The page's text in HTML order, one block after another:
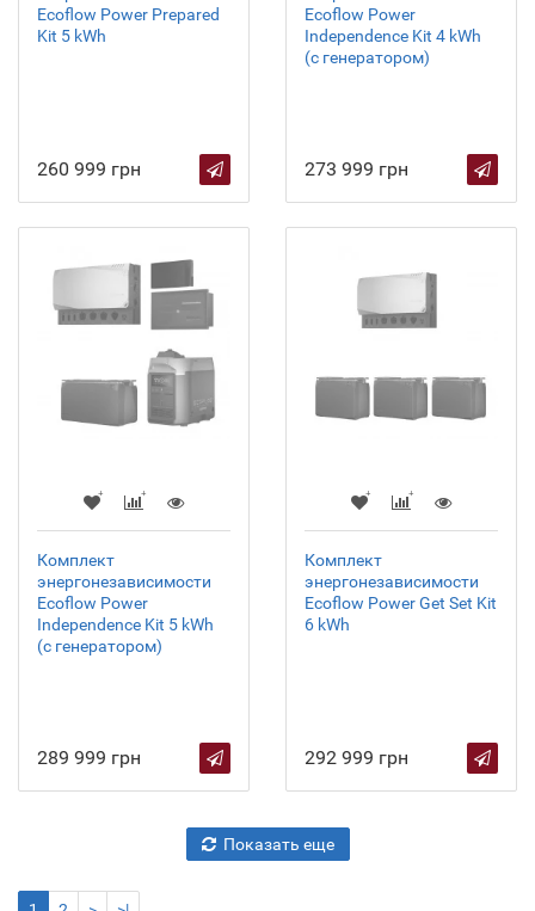
Ecoflow Power Prepared
Kit 5 kWh
260 999 грн
Ecoflow Power
Independence Kit 4 kWh
(с генератором)
273 999 грн
Комплект
энергонезависимости
Ecoflow Power
Independence Kit 5 kWh
(с генератором)
289 999 грн
Комплект
энергонезависимости
Ecoflow Power Get Set Kit
6 kWh
292 999 грн
Показать еще